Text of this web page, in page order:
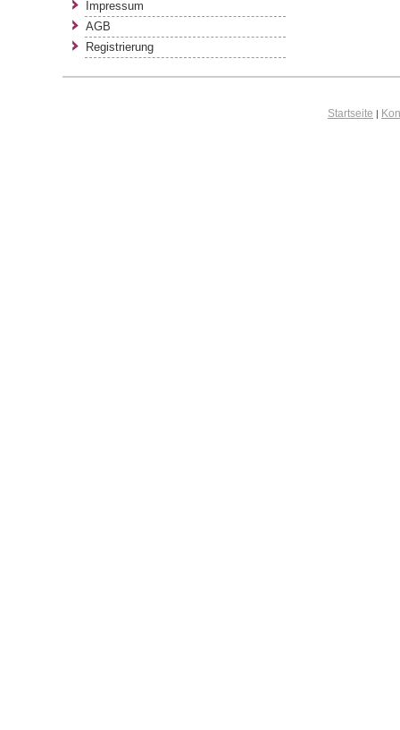
Impressum
AGB
Registrierung
Startseite |